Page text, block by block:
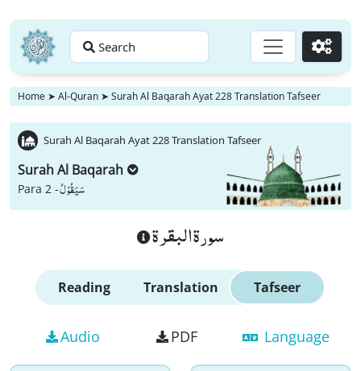
Search Go
Home ➤ Al-Quran ➤ Surah Al Baqarah Ayat 228 Translation Tafseer
Surah Al Baqarah Ayat 228 Translation Tafseer
Surah Al Baqarah
Para 2 -سَیَقُوْلُ
سورة البقرة
Reading Translation Tafseer
Audio PDF Language